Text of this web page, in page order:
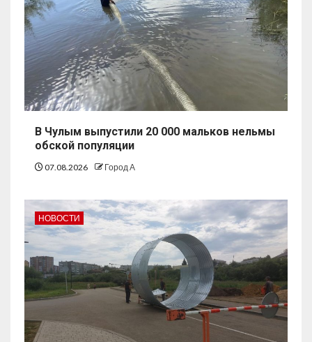
В Чулым выпустили 20 000 мальков нельмы
обской популяции
07.08.2026 Город А
НОВОСТИ